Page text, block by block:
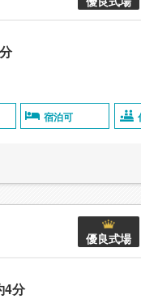
宿泊可
優良式場
4分